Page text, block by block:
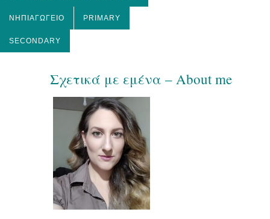
ΝΗΠΙΑΓΩΓΕΊΟ PRIMARY
SECONDARY
Σχετικά με εμένα – About me